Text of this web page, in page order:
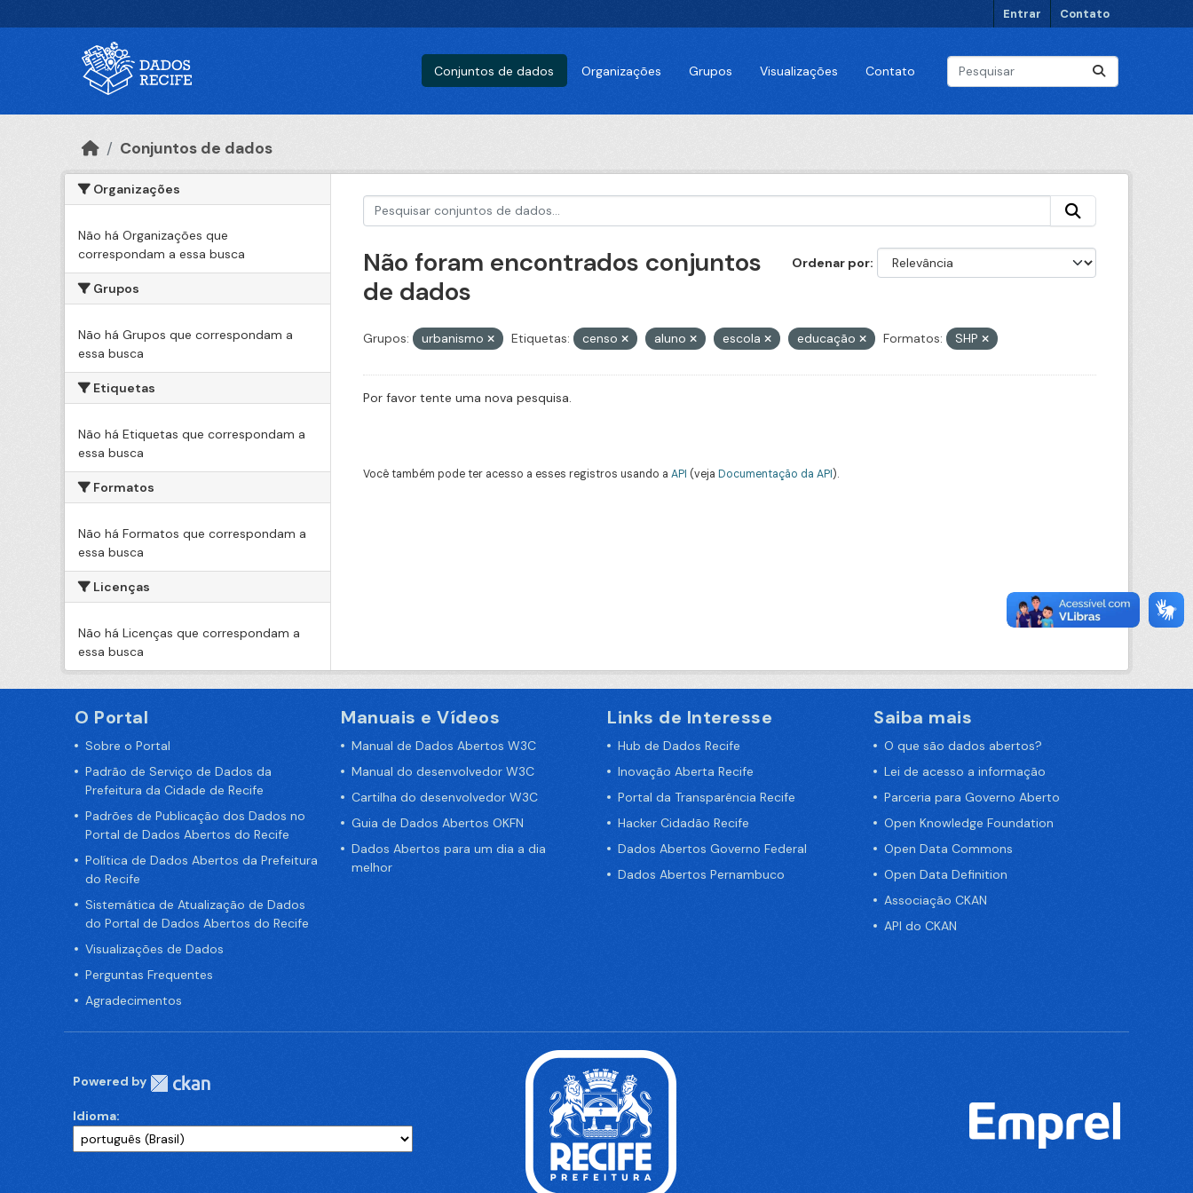
Entrar Contato
Conjuntos de dados Organizações Grupos Visualizações Contato
Conjuntos de dados
Organizações
Não há Organizações que
correspondam a essa busca
Grupos
Não há Grupos que correspondam a
essa busca
Etiquetas
Não há Etiquetas que correspondam a
essa busca
Formatos
Não há Formatos que correspondam a
essa busca
Licenças
Não há Licenças que correspondam a
essa busca
Ordenar por
Não foram encontrados conjuntos
de dados
Grupos: urbanismo Etiquetas: censo aluno escola educação Formatos: SHP
Por favor tente uma nova pesquisa.
Você também pode ter acesso a esses registros usando a API (veja Documentação da API).
O Portal
Sobre o Portal
Padrão de Serviço de Dados da
Prefeitura da Cidade de Recife
Padrões de Publicação dos Dados no
Portal de Dados Abertos do Recife
Política de Dados Abertos da Prefeitura
do Recife
Sistemática de Atualização de Dados
do Portal de Dados Abertos do Recife
Visualizações de Dados
Perguntas Frequentes
Agradecimentos
Manuais e Vídeos
Manual de Dados Abertos W3C
Manual do desenvolvedor W3C
Cartilha do desenvolvedor W3C
Guia de Dados Abertos OKFN
Dados Abertos para um dia a dia
melhor
Links de Interesse
Hub de Dados Recife
Inovação Aberta Recife
Portal da Transparência Recife
Hacker Cidadão Recife
Dados Abertos Governo Federal
Dados Abertos Pernambuco
Saiba mais
O que são dados abertos?
Lei de acesso a informação
Parceria para Governo Aberto
Open Knowledge Foundation
Open Data Commons
Open Data Definition
Associação CKAN
API do CKAN
Powered by
Idioma